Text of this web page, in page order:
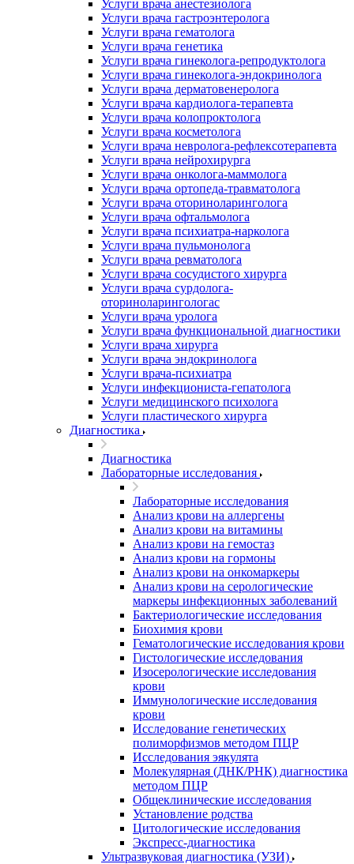
Услуги врача анестезиолога
Услуги врача гастроэнтеролога
Услуги врача гематолога
Услуги врача генетика
Услуги врача гинеколога-репродуктолога
Услуги врача гинеколога-эндокринолога
Услуги врача дерматовенеролога
Услуги врача кардиолога-терапевта
Услуги врача колопроктолога
Услуги врача косметолога
Услуги врача невролога-рефлексотерапевта
Услуги врача нейрохирурга
Услуги врача онколога-маммолога
Услуги врача ортопеда-травматолога
Услуги врача оториноларинголога
Услуги врача офтальмолога
Услуги врача психиатра-нарколога
Услуги врача пульмонолога
Услуги врача ревматолога
Услуги врача сосудистого хирурга
Услуги врача сурдолога-
оториноларингологас
Услуги врача уролога
Услуги врача функциональной диагностики
Услуги врача хирурга
Услуги врача эндокринолога
Услуги врача-психиатра
Услуги инфекциониста-гепатолога
Услуги медицинского психолога
Услуги пластического хирурга
Диагностика
Диагностика
Лабораторные исследования
Лабораторные исследования
Анализ крови на аллергены
Анализ крови на витамины
Анализ крови на гемостаз
Анализ крови на гормоны
Анализ крови на онкомаркеры
Анализ крови на серологические
маркеры инфекционных заболеваний
Бактериологические исследования
Биохимия крови
Гематологические исследования крови
Гистологические исследования
Изосерологические исследования
крови
Иммунологические исследования
крови
Исследование генетических
полиморфизмов методом ПЦР
Исследования эякулята
Молекулярная (ДНК/РНК) диагностика
методом ПЦР
Общеклинические исследования
Установление родства
Цитологические исследования
Экспресс-диагностика
Ультразвуковая диагностика (УЗИ)